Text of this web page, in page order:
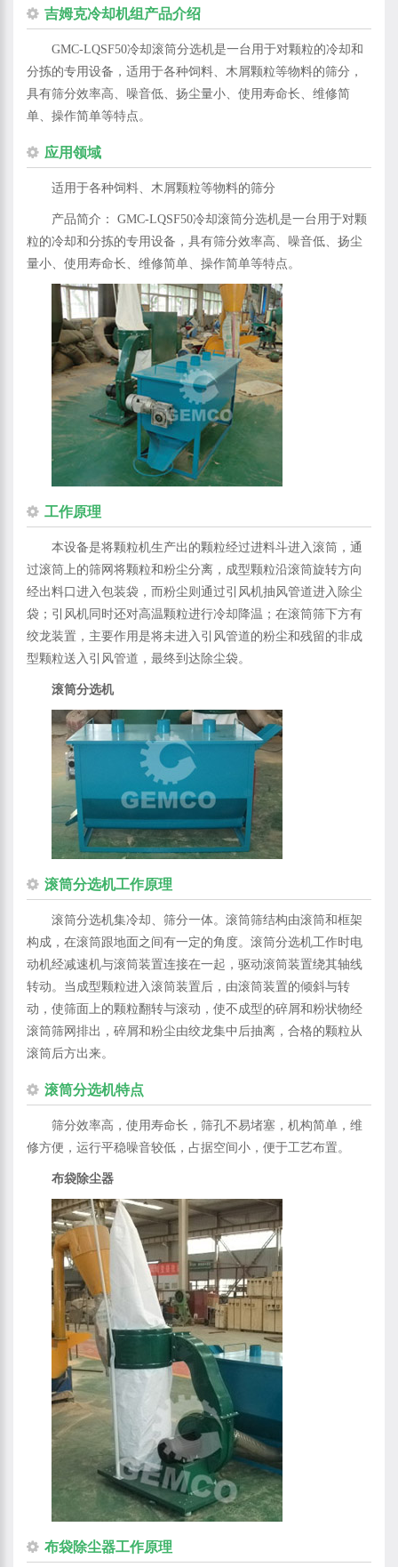
吉姆克冷却机组产品介绍
GMC-LQSF50冷却滚筒分选机是一台用于对颗粒的冷却和
分拣的专用设备，适用于各种饲料、木屑颗粒等物料的筛分，
具有筛分效率高、噪音低、扬尘量小、使用寿命长、维修简
单、操作简单等特点。
应用领域
适用于各种饲料、木屑颗粒等物料的筛分
产品简介： GMC-LQSF50冷却滚筒分选机是一台用于对颗
粒的冷却和分拣的专用设备，具有筛分效率高、噪音低、扬尘
量小、使用寿命长、维修简单、操作简单等特点。
工作原理
本设备是将颗粒机生产出的颗粒经过进料斗进入滚筒，通
过滚筒上的筛网将颗粒和粉尘分离，成型颗粒沿滚筒旋转方向
经出料口进入包装袋，而粉尘则通过引风机抽风管道进入除尘
袋；引风机同时还对高温颗粒进行冷却降温；在滚筒筛下方有
绞龙装置，主要作用是将未进入引风管道的粉尘和残留的非成
型颗粒送入引风管道，最终到达除尘袋。
滚筒分选机
滚筒分选机工作原理
滚筒分选机集冷却、筛分一体。滚筒筛结构由滚筒和框架
构成，在滚筒跟地面之间有一定的角度。滚筒分选机工作时电
动机经减速机与滚筒装置连接在一起，驱动滚筒装置绕其轴线
转动。当成型颗粒进入滚筒装置后，由滚筒装置的倾斜与转
动，使筛面上的颗粒翻转与滚动，使不成型的碎屑和粉状物经
滚筒筛网排出，碎屑和粉尘由绞龙集中后抽离，合格的颗粒从
滚筒后方出来。
滚筒分选机特点
筛分效率高，使用寿命长，筛孔不易堵塞，机构简单，维
修方便，运行平稳噪音较低，占据空间小，便于工艺布置。
布袋除尘器
布袋除尘器工作原理